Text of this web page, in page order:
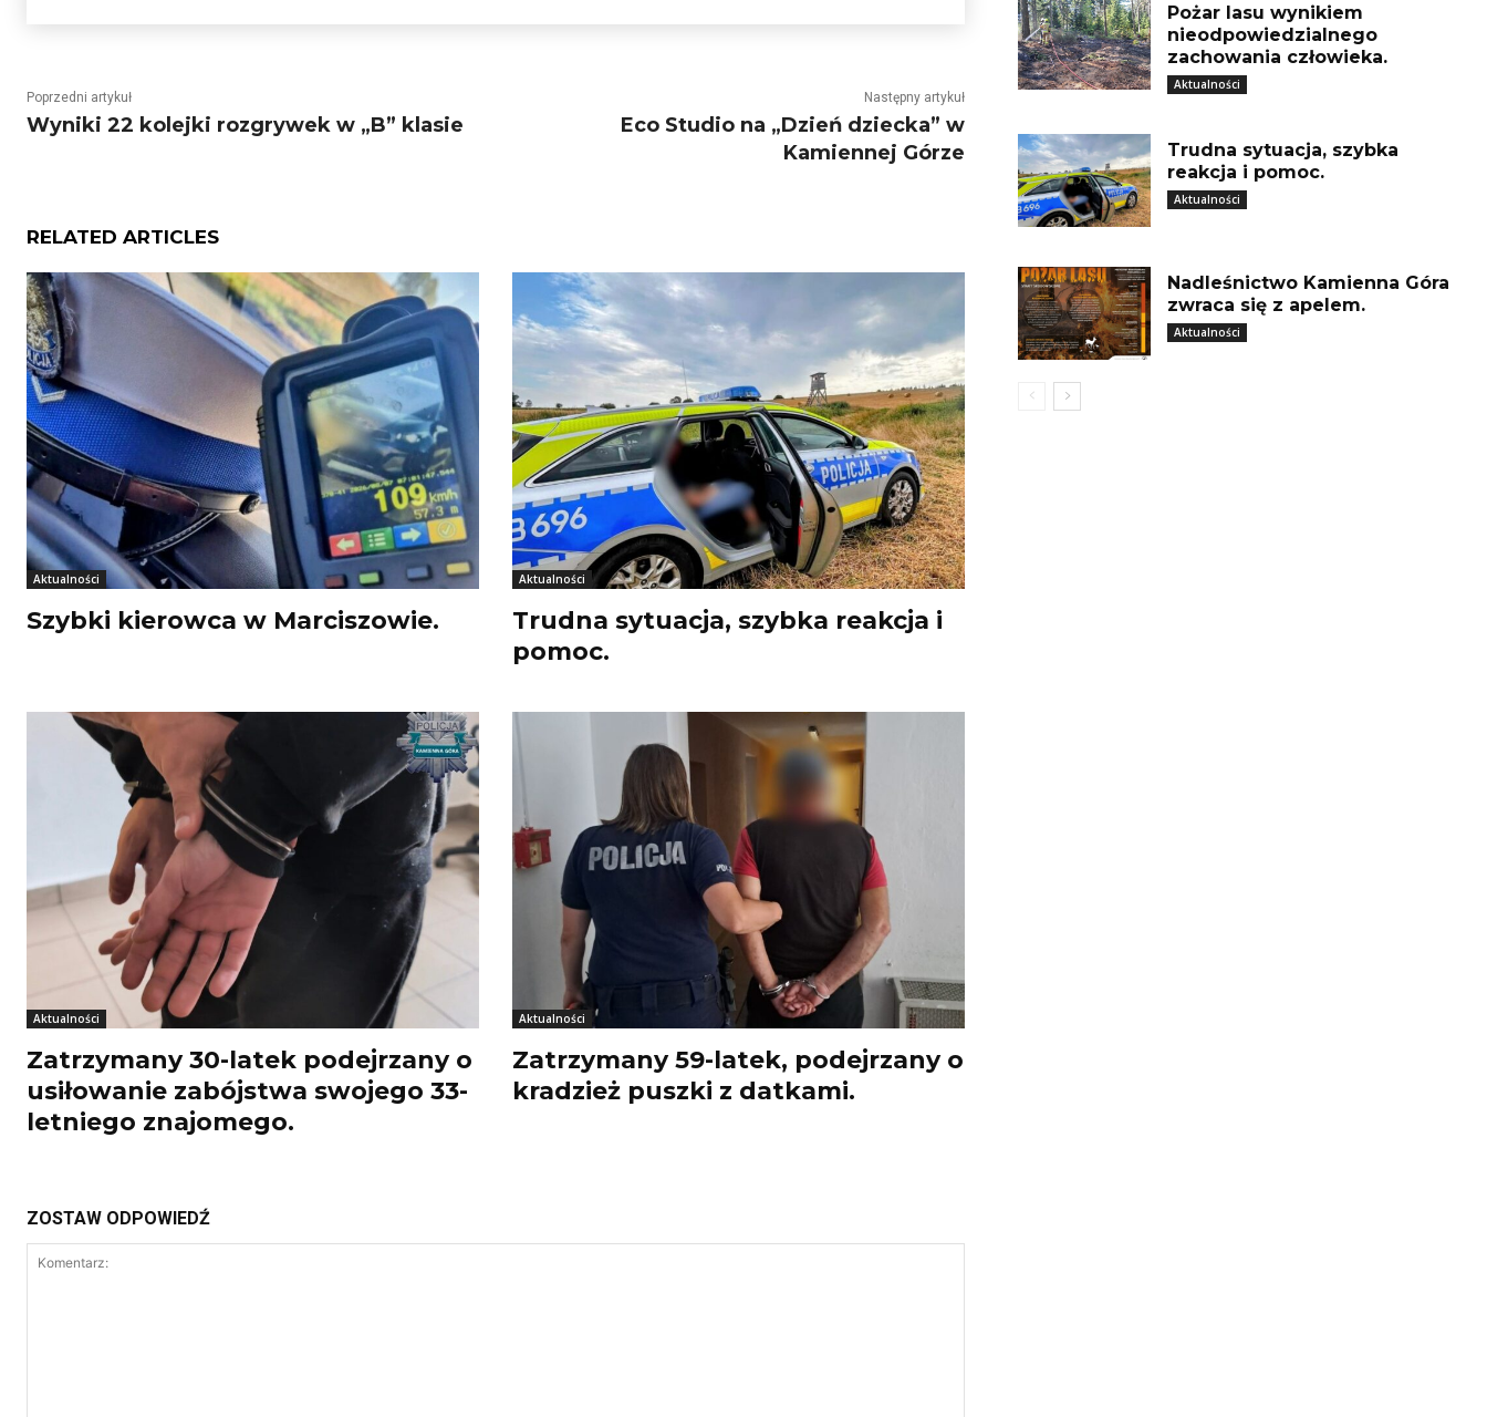
Poprzedni artykuł
Wyniki 22 kolejki rozgrywek w „B” klasie
Następny artykuł
Eco Studio na „Dzień dziecka” w
Kamiennej Górze
RELATED ARTICLES
Aktualności
Szybki kierowca w Marciszowie.
Aktualności
Trudna sytuacja, szybka reakcja i
pomoc.
Aktualności
Zatrzymany 30-latek podejrzany o
usiłowanie zabójstwa swojego 33-
letniego znajomego.
Aktualności
Zatrzymany 59-latek, podejrzany o
kradzież puszki z datkami.
ZOSTAW ODPOWIEDŹ
Pożar lasu wynikiem
nieodpowiedzialnego
zachowania człowieka.
Aktualności
Trudna sytuacja, szybka
reakcja i pomoc.
Aktualności
Nadleśnictwo Kamienna Góra
zwraca się z apelem.
Aktualności